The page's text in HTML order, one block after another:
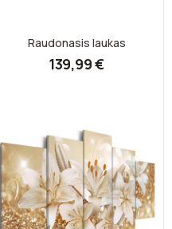
Raudonasis laukas
139,99 €